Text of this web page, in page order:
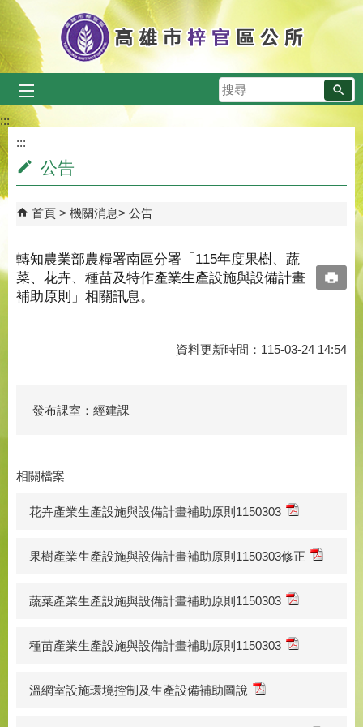
跳到主要內容區塊
搜
尋
:::
:::
公告
首頁 機關消息 公告
轉知農業部農糧署南區分署「115年度果樹、蔬
菜、花卉、種苗及特作產業生產設施與設備計畫
補助原則」相關訊息。
資料更新時間：115-03-24 14:54
發布課室：經建課
相關檔案
花卉產業生產設施與設備計畫補助原則1150303
果樹產業生產設施與設備計畫補助原則1150303修正
蔬菜產業生產設施與設備計畫補助原則1150303
種苗產業生產設施與設備計畫補助原則1150303
溫網室設施環境控制及生產設備補助圖說